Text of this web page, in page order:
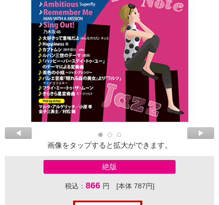
画像をタップすると拡大ができます。
絶版
税込： 866 円 [本体 787円]